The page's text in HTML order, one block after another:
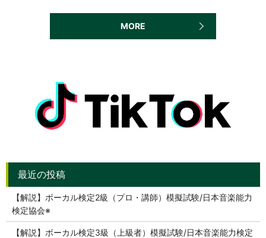
MORE
【解説】ボーカル検定2級（プロ・講師）模擬試験/日本音楽能力
検定協会※
【解説】ボーカル検定3級（上級者）模擬試験/日本音楽能力検定